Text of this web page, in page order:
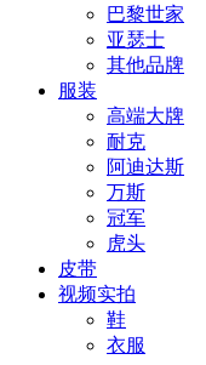
巴黎世家
亚瑟士
其他品牌
服装
高端大牌
耐克
阿迪达斯
万斯
冠军
虎头
皮带
视频实拍
鞋
衣服